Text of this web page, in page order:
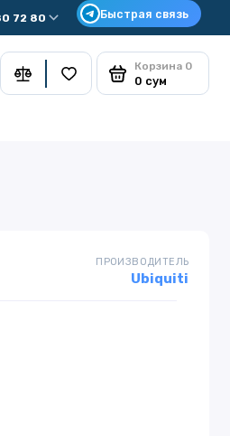
72 80
Корзина 0
0 сум
Ubiquiti
ПРОИЗВОДИТЕЛЬ